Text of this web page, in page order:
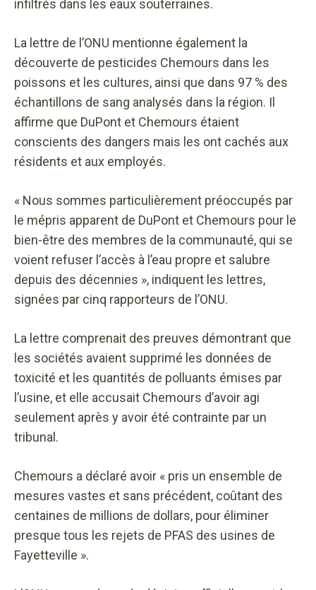
infiltrés dans les eaux souterraines.
La lettre de l’ONU mentionne également la
découverte de pesticides Chemours dans les
poissons et les cultures, ainsi que dans 97 % des
échantillons de sang analysés dans la région. Il
affirme que DuPont et Chemours étaient
conscients des dangers mais les ont cachés aux
résidents et aux employés.
« Nous sommes particulièrement préoccupés par
le mépris apparent de DuPont et Chemours pour le
bien-être des membres de la communauté, qui se
voient refuser l’accès à l’eau propre et salubre
depuis des décennies », indiquent les lettres,
signées par cinq rapporteurs de l’ONU.
La lettre comprenait des preuves démontrant que
les sociétés avaient supprimé les données de
toxicité et les quantités de polluants émises par
l’usine, et elle accusait Chemours d’avoir agi
seulement après y avoir été contrainte par un
tribunal.
Chemours a déclaré avoir « pris un ensemble de
mesures vastes et sans précédent, coûtant des
centaines de millions de dollars, pour éliminer
presque tous les rejets de PFAS des usines de
Fayetteville ».